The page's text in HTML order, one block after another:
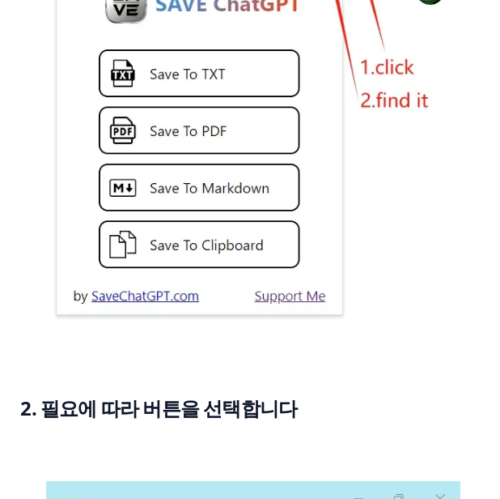
2. 필요에 따라 버튼을 선택합니다